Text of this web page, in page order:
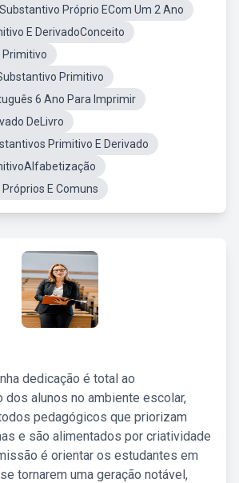
Próprio ECom Um 2 Ano
E DerivadoConceito
Primitivo
Primitivo
6 Ano Para Imprimir
DeLivro
Primitivo E Derivado
E Comuns
dedicação é total ao
alunos no ambiente escolar,
pedagógicos que priorizam
e são alimentados por criatividade
é orientar os estudantes em
tornarem uma geração notável,